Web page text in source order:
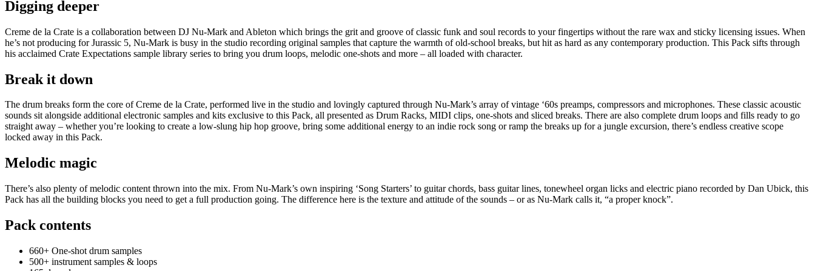
Digging deeper
Creme de la Crate is a collaboration between DJ Nu-Mark and Ableton which brings the grit and groove of classic funk and soul records to your fingertips without the rare wax and sticky licensing issues. When
he’s not producing for Jurassic 5, Nu-Mark is busy in the studio recording original samples that capture the warmth of old-school breaks, but hit as hard as any contemporary production. This Pack sifts through
his acclaimed Crate Expectations sample library series to bring you drum loops, melodic one-shots and more – all loaded with character.
Break it down
The drum breaks form the core of Creme de la Crate, performed live in the studio and lovingly captured through Nu-Mark’s array of vintage ‘60s preamps, compressors and microphones. These classic acoustic
sounds sit alongside additional electronic samples and kits exclusive to this Pack, all presented as Drum Racks, MIDI clips, one-shots and sliced breaks. There are also complete drum loops and fills ready to go
straight away – whether you’re looking to create a low-slung hip hop groove, bring some additional energy to an indie rock song or ramp the breaks up for a jungle excursion, there’s endless creative scope
locked away in this Pack.
Melodic magic
There’s also plenty of melodic content thrown into the mix. From Nu-Mark’s own inspiring ‘Song Starters’ to guitar chords, bass guitar lines, tonewheel organ licks and electric piano recorded by Dan Ubick, this
Pack has all the building blocks you need to get a full production going. The difference here is the texture and attitude of the sounds – or as Nu-Mark calls it, “a proper knock”.
Pack contents
660+ One-shot drum samples
500+ instrument samples & loops